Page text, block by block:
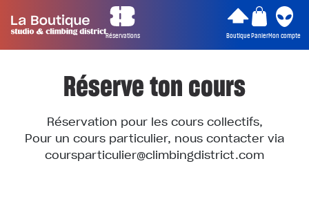
Réserve ton cours
Réservation pour les cours collectifs,
Pour un cours particulier, nous contacter via
coursparticulier@climbingdistrict.com
Mon compte
Panier
Boutique
Réservations